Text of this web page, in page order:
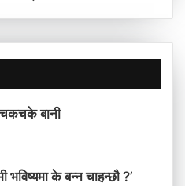
चकचके बानी
भविष्यमा के बन्न चाहन्छौ ?’